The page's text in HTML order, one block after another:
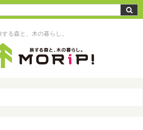
する森と、木の暮らし。